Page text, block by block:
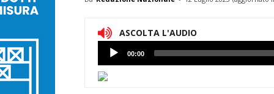
ASCOLTA L'AUDIO
Lettore
Audio
00:00